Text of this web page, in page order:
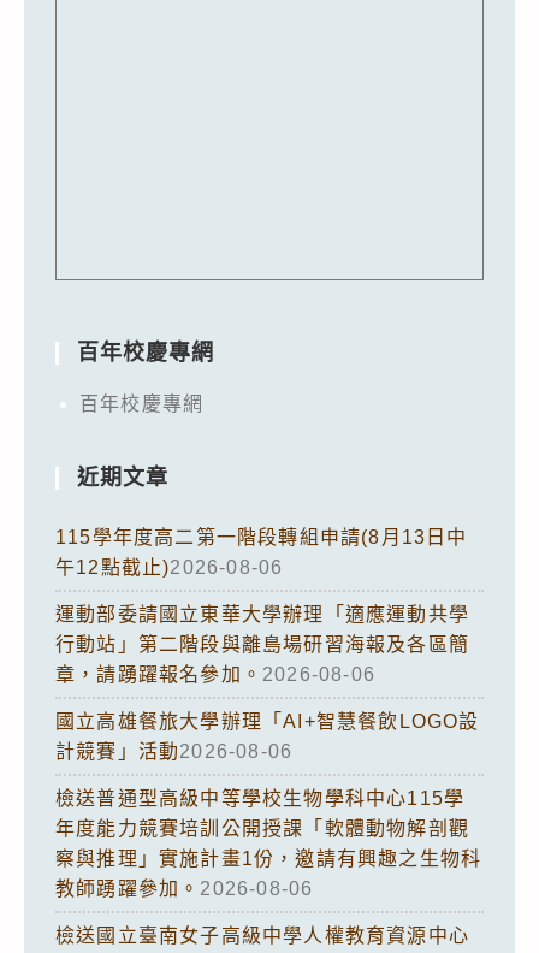
百年校慶專網
百年校慶專網
近期文章
115學年度高二第一階段轉組申請(8月13日中
午12點截止)2026-08-06
運動部委請國立東華大學辦理「適應運動共學
行動站」第二階段與離島場研習海報及各區簡
章，請踴躍報名參加。 2026-08-06
國立高雄餐旅大學辦理「AI+智慧餐飲LOGO設
計競賽」活動2026-08-06
檢送普通型高級中等學校生物學科中心115學
年度能力競賽培訓公開授課「軟體動物解剖觀
察與推理」實施計畫1份，邀請有興趣之生物科
教師踴躍參加。 2026-08-06
檢送國立臺南女子高級中學人權教育資源中心